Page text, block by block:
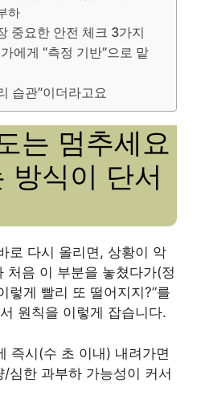
하
중요한 안전 체크 3가지
에게 “측정 기반”으로 맡
습관”이더라고요
는 멈추세요
식이 단서
로 다시 올리면, 상황이 악
처음 이 부분을 놓쳤다가(정
렇게 빨리 또 떨어지지?”를
원칙을 이렇게 잡습니다.
즉시(수 초 이내) 내려가면
한 과부하 가능성이 커서